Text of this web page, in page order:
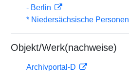
- Berlin
* Niedersächsische Personen
Objekt/Werk(nachweise)
Archivportal-D